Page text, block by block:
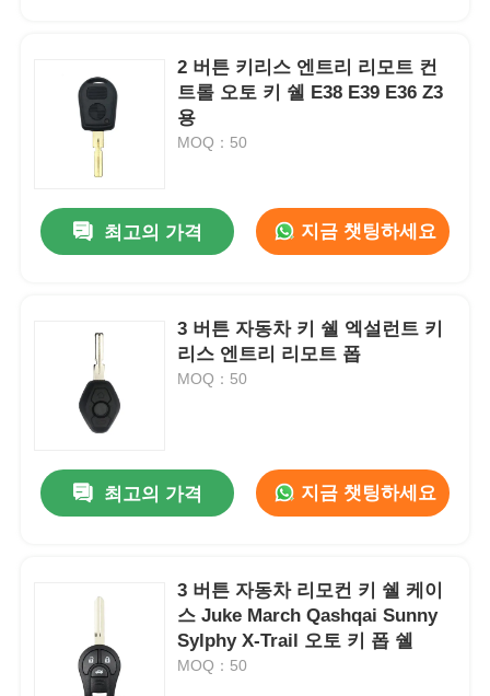
2 버튼 키리스 엔트리 리모트 컨
트롤 오토 키 쉘 E38 E39 E36 Z3
용
MOQ：50
최고의 가격 지금 챗팅하세요
3 버튼 자동차 키 쉘 엑설런트 키
리스 엔트리 리모트 폽
MOQ：50
최고의 가격 지금 챗팅하세요
3 버튼 자동차 리모컨 키 쉘 케이
스 Juke March Qashqai Sunny
Sylphy X-Trail 오토 키 폽 쉘
MOQ：50